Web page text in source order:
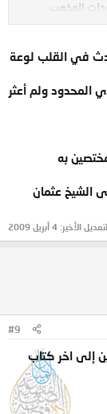
المذهب
في القلب لوعة
المحدود ولم أعثر
به
الشيخ عثمان
الأخير: 4 أبريل 2009
#9
إلى اخر كتاب